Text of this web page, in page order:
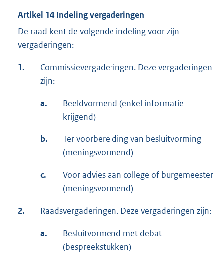
Artikel 14 Indeling vergaderingen
De raad kent de volgende indeling voor zijn
vergaderingen:
1.
Commissievergaderingen. Deze vergaderingen
zijn:
a.
Beeldvormend (enkel informatie
krijgend)
b.
Ter voorbereiding van besluitvorming
(meningsvormend)
c.
Voor advies aan college of burgemeester
(meningsvormend)
2. Raadsvergaderingen. Deze vergaderingen zijn:
a.
Besluitvormend met debat
(bespreekstukken)